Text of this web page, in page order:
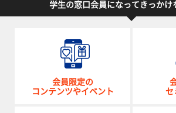
学生の窓口会員になってきっかけ
会員限定の
コンテンツやイベント
セ